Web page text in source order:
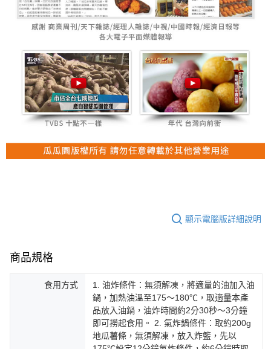
顯示電腦版詳細說明
商品規格
食用方式
1. 油炸條件：無須解凍，將適量的油加入油
鍋，加熱油溫至175～180℃，取適量本產
品放入油鍋，油炸時間約2分30秒～3分鐘
即可撈起食用。 2. 氣炸鍋條件：取約200g
地瓜薯條，無須解凍，放入炸籃，先以